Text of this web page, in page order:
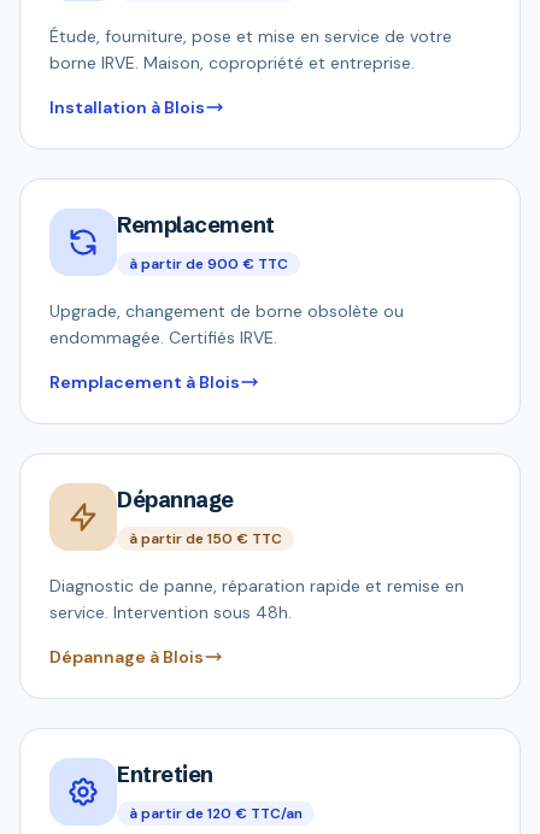
Étude, fourniture, pose et mise en service de votre
borne IRVE. Maison, copropriété et entreprise.
Installation à Blois
Remplacement
à partir de 900 € TTC
Upgrade, changement de borne obsolète ou
endommagée. Certifiés IRVE.
Remplacement à Blois
Dépannage
à partir de 150 € TTC
Diagnostic de panne, réparation rapide et remise en
service. Intervention sous 48h.
Dépannage à Blois
Entretien
à partir de 120 € TTC/an